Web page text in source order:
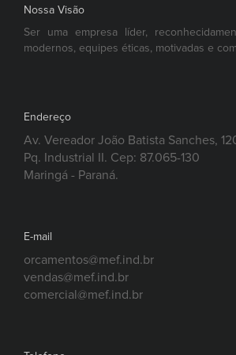
Nossa Visão
Ser uma empresa líder,
modernos, equipes éticas, motivadas e
Endereço
Av. Vereador João Batista Sanches,
Pq. Industrial II. Cep: 87.065-130
Maringá - Paraná.
E-mail
orcamentos@mef.ind.br
vendas@mef.ind.br
comercial@mef.ind.br